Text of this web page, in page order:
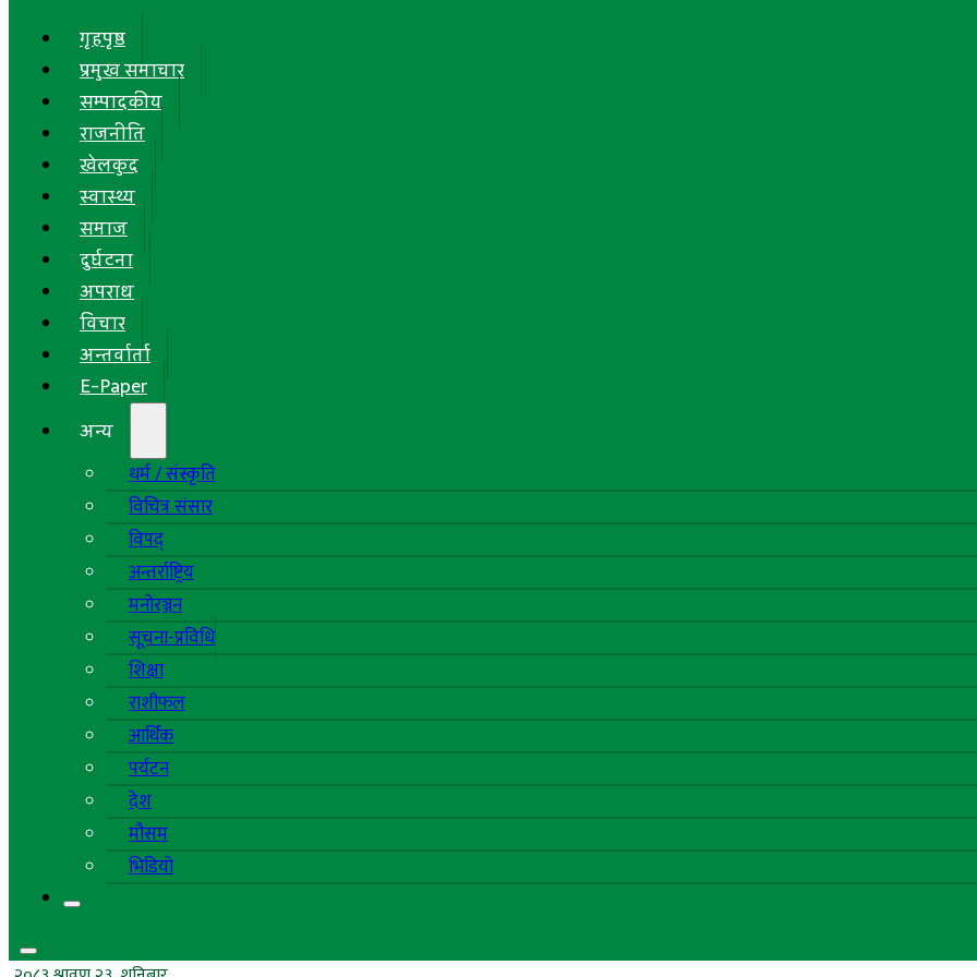
गृहपृष्ठ
प्रमुख समाचार
सम्पादकीय
राजनीति
खेलकुद
स्वास्थ्य
समाज
दुर्घटना
अपराध
विचार
अन्तर्वार्ता
E-Paper
अन्य
धर्म / संस्कृति
विचित्र संसार
विपद्
अन्तर्राष्ट्रिय
मनोरञ्जन
सूचना-प्रविधि
शिक्षा
राशीफल
आर्थिक
पर्यटन
देश
मौसम
भिडियो